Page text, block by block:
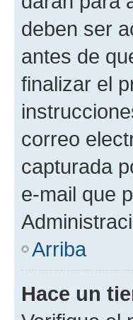
deben ser
antes de
finalizar el
correo
capturada
e-mail que
Arriba
Hace un